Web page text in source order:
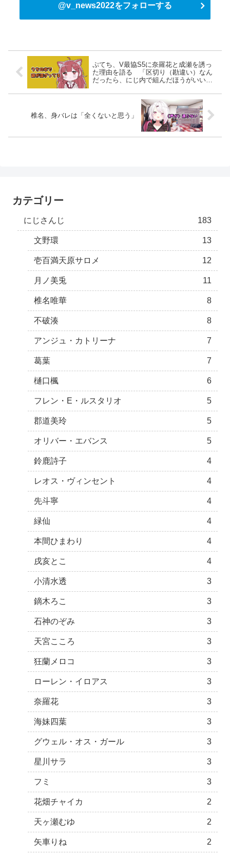
@v_news2022をフォローする
ぷてち、V最協S5に奈羅花と成瀬を誘っ
た理由を語る 「区切り（勘違い）なん
だったら、にじ内で組んだほうがいいの
椎名、身バレは「全くないと思う」
カテゴリー
にじさんじ 183
文野環 13
壱百満天原サロメ 12
月ノ美兎 11
椎名唯華 8
不破湊 8
アンジュ・カトリーナ 7
葛葉 7
樋口楓 6
フレン・E・ルスタリオ 5
郡道美玲 5
オリバー・エバンス 5
鈴鹿詩子 4
レオス・ヴィンセント 4
先斗寧 4
緑仙 4
本間ひまわり 4
戌亥とこ 4
小清水透 3
鏑木ろこ 3
石神のぞみ 3
天宮こころ 3
狂蘭メロコ 3
ローレン・イロアス 3
奈羅花 3
海妹四葉 3
グウェル・オス・ガール 3
星川サラ 3
フミ 3
花畑チャイカ 2
天ヶ瀬むゆ 2
矢車りね 2